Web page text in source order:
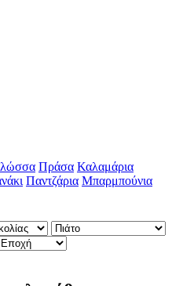
Πράσα Καλαμάρια
Παντζάρια Μπαρμπούνια